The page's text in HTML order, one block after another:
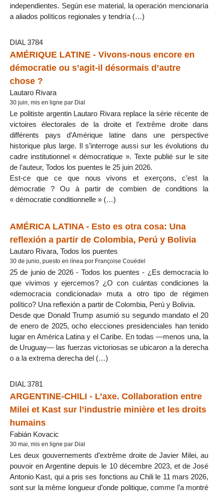
independientes. Según ese material, la operación mencionaría
a aliados políticos regionales y tendría (…)
DIAL 3784
AMÉRIQUE LATINE - Vivons-nous encore en
démocratie ou s’agit-il désormais d’autre
chose ?
Lautaro Rivara
30 juin, mis en ligne par Dial
Le politiste argentin Lautaro Rivara replace la série récente de
victoires électorales de la droite et l’extrême droite dans
différents pays d’Amérique latine dans une perspective
historique plus large. Il s’interroge aussi sur les évolutions du
cadre institutionnel « démocratique ». Texte publié sur le site
de l’auteur, Todos los puentes le 25 juin 2026.
Est-ce que ce que nous vivons et exerçons, c’est la
démocratie ? Ou à partir de combien de conditions la
« démocratie conditionnelle » (…)
AMÉRICA LATINA - Esto es otra cosa: Una
reflexión a partir de Colombia, Perú y Bolivia
Lautaro Rivara, Todos los puentes
30 de junio, puesto en línea por Françoise Couëdel
25 de junio de 2026 - Todos los puentes - ¿Es democracia lo
que vivimos y ejercemos? ¿O con cuántas condiciones la
«democracia condicionada» muta a otro tipo de régimen
político? Una reflexión a partir de Colombia, Perú y Bolivia.
Desde que Donald Trump asumió su segundo mandato el 20
de enero de 2025, ocho elecciones presidenciales han tenido
lugar en América Latina y el Caribe. En todas —menos una, la
de Uruguay— las fuerzas victoriosas se ubicaron a la derecha
o a la extrema derecha del (…)
DIAL 3781
ARGENTINE-CHILI - L’axe. Collaboration entre
Milei et Kast sur l’industrie minière et les droits
humains
Fabián Kovacic
30 mai, mis en ligne par Dial
Les deux gouvernements d’extrême droite de Javier Milei, au
pouvoir en Argentine depuis le 10 décembre 2023, et de José
Antonio Kast, qui a pris ses fonctions au Chili le 11 mars 2026,
sont sur la même longueur d’onde politique, comme l’a montré